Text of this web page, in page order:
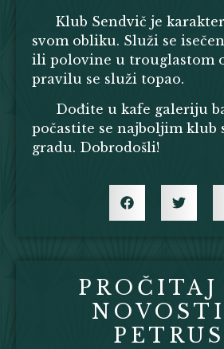
Klub Sendvič je
svom obliku. Služi se
ili polovine u trouglastom
pravilu se služi topao.
Dođite u kafe galeriju
počastite se najboljim klub
gradu. Dobrodošli!
PROČITAJ